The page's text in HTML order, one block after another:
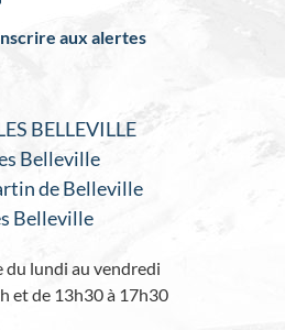
aux alertes
BELLEVILLE
Belleville
de Belleville
Belleville
lundi au vendredi
et de 13h30 à 17h30